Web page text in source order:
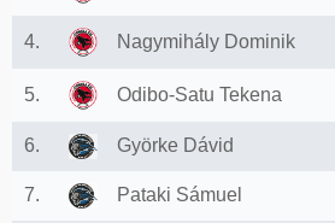
4. Nagymihály Dominik
5. Odibo-Satu Tekena
6. Györke Dávid
7. Pataki Sámuel